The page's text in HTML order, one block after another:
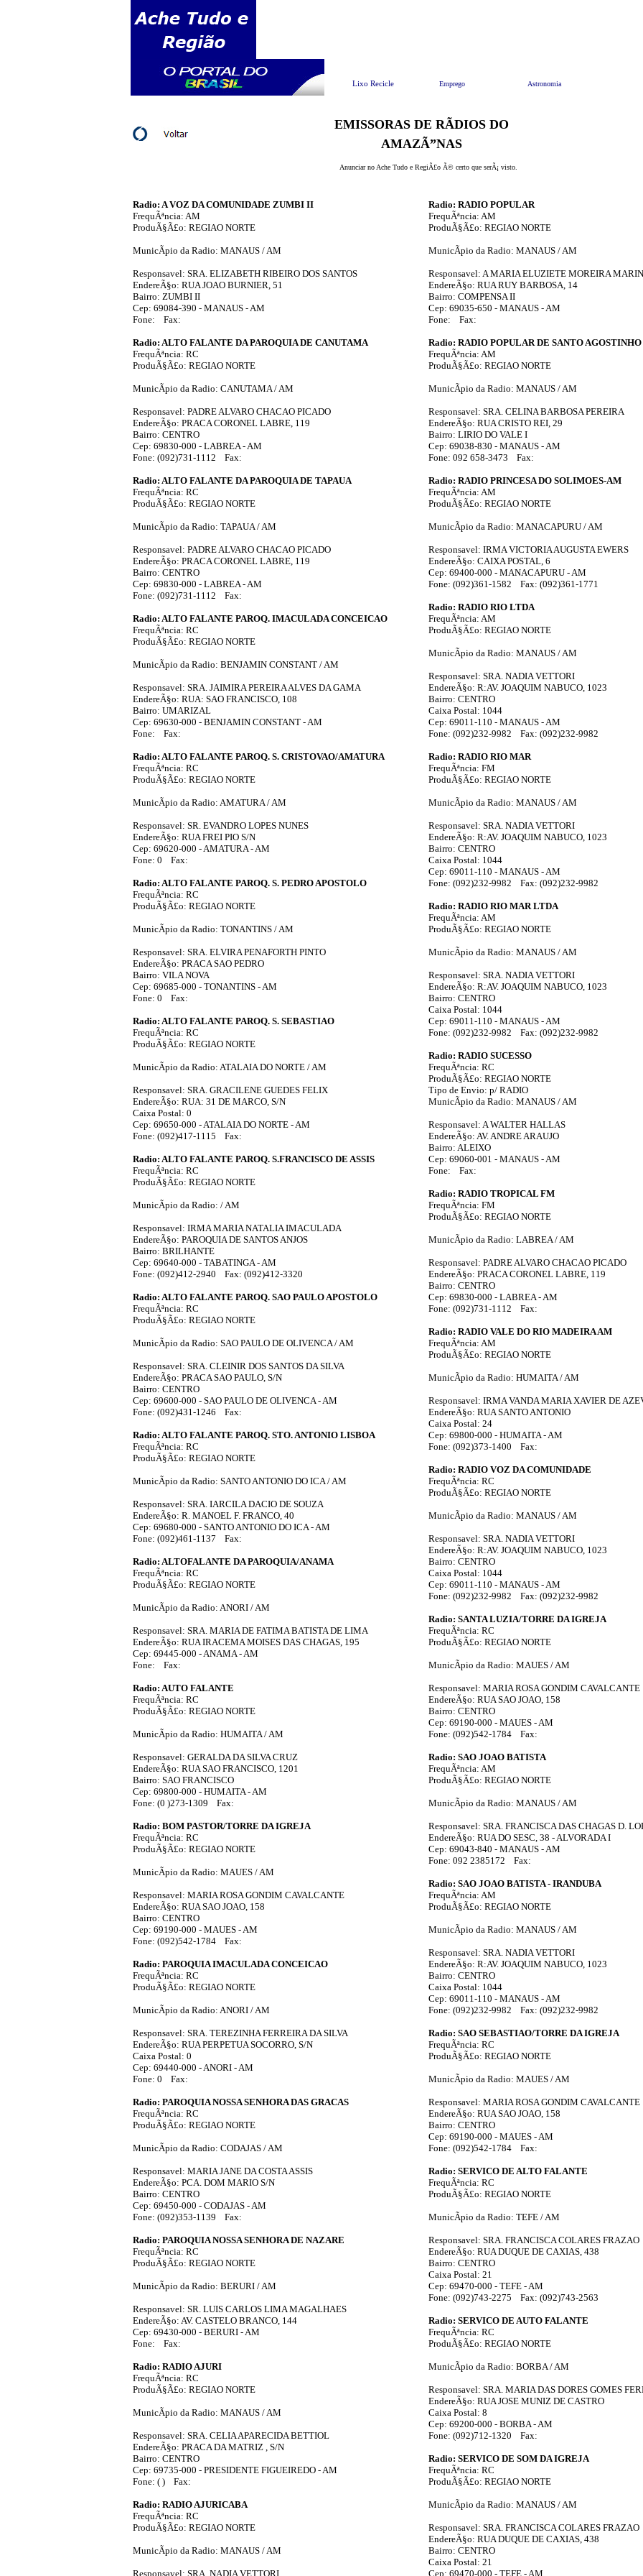
Lixo Recicle Emprego Astronomia
EMISSORAS DE RÃDIOS DO
AMAZÃ”NAS
Anunciar no Ache Tudo e RegiÃ£o Ã© certo que serÃ¡ visto.
Radio: A VOZ DA COMUNIDADE ZUMBI II
FrequÃªncia: AM
ProduÃ§Ã£o: REGIAO NORTE
MunicÃ­pio da Radio: MANAUS / AM
Responsavel: SRA. ELIZABETH RIBEIRO DOS SANTOS
EndereÃ§o: RUA JOAO BURNIER, 51
Bairro: ZUMBI II
Cep: 69084-390 - MANAUS - AM
Fone: Fax:
Radio: ALTO FALANTE DA PAROQUIA DE CANUTAMA
FrequÃªncia: RC
ProduÃ§Ã£o: REGIAO NORTE
MunicÃ­pio da Radio: CANUTAMA / AM
Responsavel: PADRE ALVARO CHACAO PICADO
EndereÃ§o: PRACA CORONEL LABRE, 119
Bairro: CENTRO
Cep: 69830-000 - LABREA - AM
Fone: (092)731-1112 Fax:
Radio: ALTO FALANTE DA PAROQUIA DE TAPAUA
FrequÃªncia: RC
ProduÃ§Ã£o: REGIAO NORTE
MunicÃ­pio da Radio: TAPAUA / AM
Responsavel: PADRE ALVARO CHACAO PICADO
EndereÃ§o: PRACA CORONEL LABRE, 119
Bairro: CENTRO
Cep: 69830-000 - LABREA - AM
Fone: (092)731-1112 Fax:
Radio: ALTO FALANTE PAROQ. IMACULADA CONCEICAO
FrequÃªncia: RC
ProduÃ§Ã£o: REGIAO NORTE
MunicÃ­pio da Radio: BENJAMIN CONSTANT / AM
Responsavel: SRA. JAIMIRA PEREIRA ALVES DA GAMA
EndereÃ§o: RUA: SAO FRANCISCO, 108
Bairro: UMARIZAL
Cep: 69630-000 - BENJAMIN CONSTANT - AM
Fone: Fax:
Radio: ALTO FALANTE PAROQ. S. CRISTOVAO/AMATURA
FrequÃªncia: RC
ProduÃ§Ã£o: REGIAO NORTE
MunicÃ­pio da Radio: AMATURA / AM
Responsavel: SR. EVANDRO LOPES NUNES
EndereÃ§o: RUA FREI PIO S/N
Cep: 69620-000 - AMATURA - AM
Fone: 0 Fax:
Radio: ALTO FALANTE PAROQ. S. PEDRO APOSTOLO
FrequÃªncia: RC
ProduÃ§Ã£o: REGIAO NORTE
MunicÃ­pio da Radio: TONANTINS / AM
Responsavel: SRA. ELVIRA PENAFORTH PINTO
EndereÃ§o: PRACA SAO PEDRO
Bairro: VILA NOVA
Cep: 69685-000 - TONANTINS - AM
Fone: 0 Fax:
Radio: ALTO FALANTE PAROQ. S. SEBASTIAO
FrequÃªncia: RC
ProduÃ§Ã£o: REGIAO NORTE
MunicÃ­pio da Radio: ATALAIA DO NORTE / AM
Responsavel: SRA. GRACILENE GUEDES FELIX
EndereÃ§o: RUA: 31 DE MARCO, S/N
Caixa Postal: 0
Cep: 69650-000 - ATALAIA DO NORTE - AM
Fone: (092)417-1115 Fax:
Radio: ALTO FALANTE PAROQ. S.FRANCISCO DE ASSIS
FrequÃªncia: RC
ProduÃ§Ã£o: REGIAO NORTE
MunicÃ­pio da Radio: / AM
Responsavel: IRMA MARIA NATALIA IMACULADA
EndereÃ§o: PAROQUIA DE SANTOS ANJOS
Bairro: BRILHANTE
Cep: 69640-000 - TABATINGA - AM
Fone: (092)412-2940 Fax: (092)412-3320
Radio: ALTO FALANTE PAROQ. SAO PAULO APOSTOLO
FrequÃªncia: RC
ProduÃ§Ã£o: REGIAO NORTE
MunicÃ­pio da Radio: SAO PAULO DE OLIVENCA / AM
Responsavel: SRA. CLEINIR DOS SANTOS DA SILVA
EndereÃ§o: PRACA SAO PAULO, S/N
Bairro: CENTRO
Cep: 69600-000 - SAO PAULO DE OLIVENCA - AM
Fone: (092)431-1246 Fax:
Radio: ALTO FALANTE PAROQ. STO. ANTONIO LISBOA
FrequÃªncia: RC
ProduÃ§Ã£o: REGIAO NORTE
MunicÃ­pio da Radio: SANTO ANTONIO DO ICA / AM
Responsavel: SRA. IARCILA DACIO DE SOUZA
EndereÃ§o: R. MANOEL F. FRANCO, 40
Cep: 69680-000 - SANTO ANTONIO DO ICA - AM
Fone: (092)461-1137 Fax:
Radio: ALTOFALANTE DA PAROQUIA/ANAMA
FrequÃªncia: RC
ProduÃ§Ã£o: REGIAO NORTE
MunicÃ­pio da Radio: ANORI / AM
Responsavel: SRA. MARIA DE FATIMA BATISTA DE LIMA
EndereÃ§o: RUA IRACEMA MOISES DAS CHAGAS, 195
Cep: 69445-000 - ANAMA - AM
Fone: Fax:
Radio: AUTO FALANTE
FrequÃªncia: RC
ProduÃ§Ã£o: REGIAO NORTE
MunicÃ­pio da Radio: HUMAITA / AM
Responsavel: GERALDA DA SILVA CRUZ
EndereÃ§o: RUA SAO FRANCISCO, 1201
Bairro: SAO FRANCISCO
Cep: 69800-000 - HUMAITA - AM
Fone: (0 )273-1309 Fax:
Radio: BOM PASTOR/TORRE DA IGREJA
FrequÃªncia: RC
ProduÃ§Ã£o: REGIAO NORTE
MunicÃ­pio da Radio: MAUES / AM
Responsavel: MARIA ROSA GONDIM CAVALCANTE
EndereÃ§o: RUA SAO JOAO, 158
Bairro: CENTRO
Cep: 69190-000 - MAUES - AM
Fone: (092)542-1784 Fax:
Radio: PAROQUIA IMACULADA CONCEICAO
FrequÃªncia: RC
ProduÃ§Ã£o: REGIAO NORTE
MunicÃ­pio da Radio: ANORI / AM
Responsavel: SRA. TEREZINHA FERREIRA DA SILVA
EndereÃ§o: RUA PERPETUA SOCORRO, S/N
Caixa Postal: 0
Cep: 69440-000 - ANORI - AM
Fone: 0 Fax:
Radio: PAROQUIA NOSSA SENHORA DAS GRACAS
FrequÃªncia: RC
ProduÃ§Ã£o: REGIAO NORTE
MunicÃ­pio da Radio: CODAJAS / AM
Responsavel: MARIA JANE DA COSTA ASSIS
EndereÃ§o: PCA. DOM MARIO S/N
Bairro: CENTRO
Cep: 69450-000 - CODAJAS - AM
Fone: (092)353-1139 Fax:
Radio: PAROQUIA NOSSA SENHORA DE NAZARE
FrequÃªncia: RC
ProduÃ§Ã£o: REGIAO NORTE
MunicÃ­pio da Radio: BERURI / AM
Responsavel: SR. LUIS CARLOS LIMA MAGALHAES
EndereÃ§o: AV. CASTELO BRANCO, 144
Cep: 69430-000 - BERURI - AM
Fone: Fax:
Radio: RADIO AJURI
FrequÃªncia: RC
ProduÃ§Ã£o: REGIAO NORTE
MunicÃ­pio da Radio: MANAUS / AM
Responsavel: SRA. CELIA APARECIDA BETTIOL
EndereÃ§o: PRACA DA MATRIZ , S/N
Bairro: CENTRO
Cep: 69735-000 - PRESIDENTE FIGUEIREDO - AM
Fone: ( ) Fax:
Radio: RADIO AJURICABA
FrequÃªncia: RC
ProduÃ§Ã£o: REGIAO NORTE
MunicÃ­pio da Radio: MANAUS / AM
Responsavel: SRA. NADIA VETTORI
Radio: RADIO POPULAR
FrequÃªncia: AM
ProduÃ§Ã£o: REGIAO NORTE
MunicÃ­pio da Radio: MANAUS / AM
Responsavel: A MARIA ELUZIETE MOREIRA
EndereÃ§o: RUA RUY BARBOSA, 14
Bairro: COMPENSA II
Cep: 69035-650 - MANAUS - AM
Fone: Fax:
Radio: RADIO POPULAR DE SANTO AGOSTINHO
FrequÃªncia: AM
ProduÃ§Ã£o: REGIAO NORTE
MunicÃ­pio da Radio: MANAUS / AM
Responsavel: SRA. CELINA BARBOSA PEREIRA
EndereÃ§o: RUA CRISTO REI, 29
Bairro: LIRIO DO VALE I
Cep: 69038-830 - MANAUS - AM
Fone: 092 658-3473 Fax:
Radio: RADIO PRINCESA DO SOLIMOES-AM
FrequÃªncia: AM
ProduÃ§Ã£o: REGIAO NORTE
MunicÃ­pio da Radio: MANACAPURU / AM
Responsavel: IRMA VICTORIA AUGUSTA EWERS
EndereÃ§o: CAIXA POSTAL, 6
Cep: 69400-000 - MANACAPURU - AM
Fone: (092)361-1582 Fax: (092)361-1771
Radio: RADIO RIO LTDA
FrequÃªncia: AM
ProduÃ§Ã£o: REGIAO NORTE
MunicÃ­pio da Radio: MANAUS / AM
Responsavel: SRA. NADIA VETTORI
EndereÃ§o: R:AV. JOAQUIM NABUCO, 1023
Bairro: CENTRO
Caixa Postal: 1044
Cep: 69011-110 - MANAUS - AM
Fone: (092)232-9982 Fax: (092)232-9982
Radio: RADIO RIO MAR
FrequÃªncia: FM
ProduÃ§Ã£o: REGIAO NORTE
MunicÃ­pio da Radio: MANAUS / AM
Responsavel: SRA. NADIA VETTORI
EndereÃ§o: R:AV. JOAQUIM NABUCO, 1023
Bairro: CENTRO
Caixa Postal: 1044
Cep: 69011-110 - MANAUS - AM
Fone: (092)232-9982 Fax: (092)232-9982
Radio: RADIO RIO MAR LTDA
FrequÃªncia: AM
ProduÃ§Ã£o: REGIAO NORTE
MunicÃ­pio da Radio: MANAUS / AM
Responsavel: SRA. NADIA VETTORI
EndereÃ§o: R:AV. JOAQUIM NABUCO, 1023
Bairro: CENTRO
Caixa Postal: 1044
Cep: 69011-110 - MANAUS - AM
Fone: (092)232-9982 Fax: (092)232-9982
Radio: RADIO SUCESSO
FrequÃªncia: RC
ProduÃ§Ã£o: REGIAO NORTE
Tipo de Envio: p/ RADIO
MunicÃ­pio da Radio: MANAUS / AM
Responsavel: A WALTER HALLAS
EndereÃ§o: AV. ANDRE ARAUJO
Bairro: ALEIXO
Cep: 69060-001 - MANAUS - AM
Fone: Fax:
Radio: RADIO TROPICAL FM
FrequÃªncia: FM
ProduÃ§Ã£o: REGIAO NORTE
MunicÃ­pio da Radio: LABREA / AM
Responsavel: PADRE ALVARO CHACAO PICADO
EndereÃ§o: PRACA CORONEL LABRE, 119
Bairro: CENTRO
Cep: 69830-000 - LABREA - AM
Fone: (092)731-1112 Fax:
Radio: RADIO VALE DO RIO MADEIRA AM
FrequÃªncia: AM
ProduÃ§Ã£o: REGIAO NORTE
MunicÃ­pio da Radio: HUMAITA / AM
Responsavel: IRMA VANDA MARIA XAVIER DE
EndereÃ§o: RUA SANTO ANTONIO
Caixa Postal: 24
Cep: 69800-000 - HUMAITA - AM
Fone: (092)373-1400 Fax:
Radio: RADIO VOZ DA COMUNIDADE
FrequÃªncia: RC
ProduÃ§Ã£o: REGIAO NORTE
MunicÃ­pio da Radio: MANAUS / AM
Responsavel: SRA. NADIA VETTORI
EndereÃ§o: R:AV. JOAQUIM NABUCO, 1023
Bairro: CENTRO
Caixa Postal: 1044
Cep: 69011-110 - MANAUS - AM
Fone: (092)232-9982 Fax: (092)232-9982
Radio: SANTA LUZIA/TORRE DA IGREJA
FrequÃªncia: RC
ProduÃ§Ã£o: REGIAO NORTE
MunicÃ­pio da Radio: MAUES / AM
Responsavel: MARIA ROSA GONDIM CAVALCANTE
EndereÃ§o: RUA SAO JOAO, 158
Bairro: CENTRO
Cep: 69190-000 - MAUES - AM
Fone: (092)542-1784 Fax:
Radio: SAO JOAO BATISTA
FrequÃªncia: AM
ProduÃ§Ã£o: REGIAO NORTE
MunicÃ­pio da Radio: MANAUS / AM
Responsavel: SRA. FRANCISCA DAS CHAGAS D.
EndereÃ§o: RUA DO SESC, 38 - ALVORADA I
Cep: 69043-840 - MANAUS - AM
Fone: 092 2385172 Fax:
Radio: SAO JOAO BATISTA - IRANDUBA
FrequÃªncia: AM
ProduÃ§Ã£o: REGIAO NORTE
MunicÃ­pio da Radio: MANAUS / AM
Responsavel: SRA. NADIA VETTORI
EndereÃ§o: R:AV. JOAQUIM NABUCO, 1023
Bairro: CENTRO
Caixa Postal: 1044
Cep: 69011-110 - MANAUS - AM
Fone: (092)232-9982 Fax: (092)232-9982
Radio: SAO SEBASTIAO/TORRE DA IGREJA
FrequÃªncia: RC
ProduÃ§Ã£o: REGIAO NORTE
MunicÃ­pio da Radio: MAUES / AM
Responsavel: MARIA ROSA GONDIM CAVALCANTE
EndereÃ§o: RUA SAO JOAO, 158
Bairro: CENTRO
Cep: 69190-000 - MAUES - AM
Fone: (092)542-1784 Fax:
Radio: SERVICO DE ALTO FALANTE
FrequÃªncia: RC
ProduÃ§Ã£o: REGIAO NORTE
MunicÃ­pio da Radio: TEFE / AM
Responsavel: SRA. FRANCISCA COLARES FRAZAO
EndereÃ§o: RUA DUQUE DE CAXIAS, 438
Bairro: CENTRO
Caixa Postal: 21
Cep: 69470-000 - TEFE - AM
Fone: (092)743-2275 Fax: (092)743-2563
Radio: SERVICO DE AUTO FALANTE
FrequÃªncia: RC
ProduÃ§Ã£o: REGIAO NORTE
MunicÃ­pio da Radio: BORBA / AM
Responsavel: SRA. MARIA DAS DORES GOMES
EndereÃ§o: RUA JOSE MUNIZ DE CASTRO
Caixa Postal: 8
Cep: 69200-000 - BORBA - AM
Fone: (092)712-1320 Fax:
Radio: SERVICO DE SOM DA IGREJA
FrequÃªncia: RC
ProduÃ§Ã£o: REGIAO NORTE
MunicÃ­pio da Radio: MANAUS / AM
Responsavel: SRA. FRANCISCA COLARES FRAZAO
EndereÃ§o: RUA DUQUE DE CAXIAS, 438
Bairro: CENTRO
Caixa Postal: 21
Cep: 69470-000 - TEFE - AM